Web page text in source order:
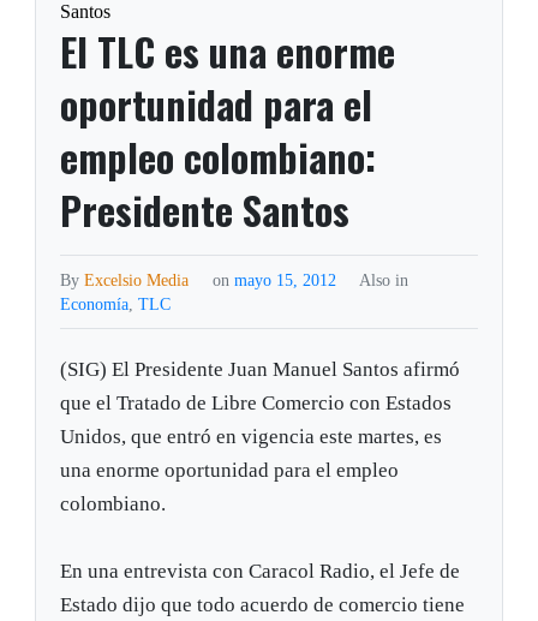
Santos
El TLC es una enorme
oportunidad para el
empleo colombiano:
Presidente Santos
ByExcelsio Media on mayo 15, 2012
Also in
Economía,TLC
(SIG) El Presidente Juan Manuel Santos afirmó
que el Tratado de Libre Comercio con Estados
Unidos, que entró en vigencia este martes, es
una enorme oportunidad para el empleo
colombiano.
En una entrevista con Caracol Radio, el Jefe de
Estado dijo que todo acuerdo de comercio tiene